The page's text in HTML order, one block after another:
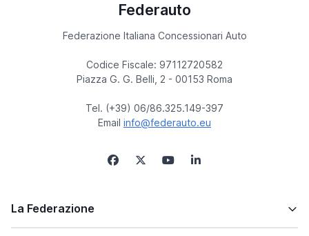
Federauto
Federazione Italiana Concessionari Auto
Codice Fiscale: 97112720582
Piazza G. G. Belli, 2 - 00153 Roma
Tel. (+39) 06/86.325.149-397
Email info@federauto.eu
La Federazione